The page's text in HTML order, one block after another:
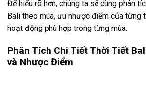
Để hiểu rõ hơn, chúng ta sẽ cùng phân
Bali theo mùa, ưu nhược điểm của từng
hoạt động phù hợp trong từng mùa.
Phân Tích Chi Tiết Thời Tiết
và Nhược Điểm